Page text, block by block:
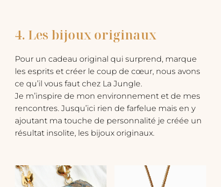
4. Les bijoux originaux
Pour un cadeau original qui surprend, marque
les esprits et créer le coup de cœur, nous avons
ce qu’il vous faut chez La Jungle.
​Je m’inspire de mon environnement et de mes
rencontres. Jusqu’ici rien de farfelue mais en y
ajoutant ma touche de personnalité je créée un
résultat insolite, les bijoux originaux.